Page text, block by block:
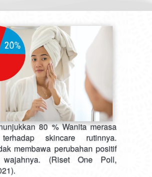
80 % Wanita merasa
skincare rutinnya.
membawa perubahan positif
wajahnya. (Riset One Poll,